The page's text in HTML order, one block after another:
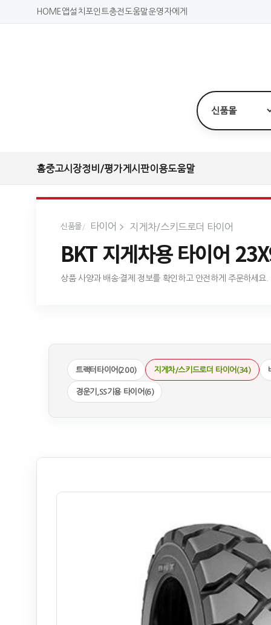
HOME 앱설치 포인트충전도움말운영자에게
홈중고시장정비/평가게시판이용도움말
신품몰 타이어 지게차/스키드로더 타이어
BKT 지게차용 타이어
상품 사양과 배송·결제 정보를 확인하고 안전하게 주문하세요.
트랙터타이어(200) 지게차/스키드로더 타이어(34)
경운기,SS기용 타이어(6)